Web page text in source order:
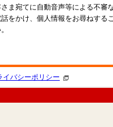
ま宛てに自動音声等による不審
をかけ、個人情報をお尋ねする
イバシーポリシー